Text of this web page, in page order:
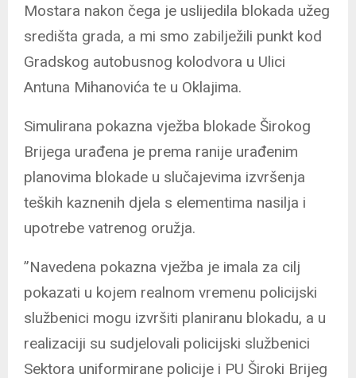
Mostara nakon čega je uslijedila blokada užeg
središta grada, a mi smo zabilježili punkt kod
Gradskog autobusnog kolodvora u Ulici
Antuna Mihanovića te u Oklajima.
Simulirana pokazna vježba blokade Širokog
Brijega urađena je prema ranije urađenim
planovima blokade u slučajevima izvršenja
teških kaznenih djela s elementima nasilja i
upotrebe vatrenog oružja.
”Navedena pokazna vježba je imala za cilj
pokazati u kojem realnom vremenu policijski
službenici mogu izvršiti planiranu blokadu, a u
realizaciji su sudjelovali policijski službenici
Sektora uniformirane policije i PU Široki Brijeg